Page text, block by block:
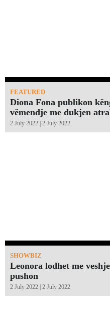
FEATURED
Diona Fona publikon
vëmendje me dukjen
2 July 2022 | 2 July 2022
SHOWBIZ
Leonora lodhet me
pushon
2 July 2022 | 2 July 2022